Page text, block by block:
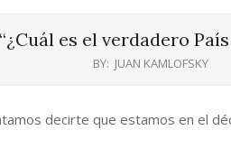
es el verdadero
BY: JUAN KAMLOFSKY
decirte que estamos en el